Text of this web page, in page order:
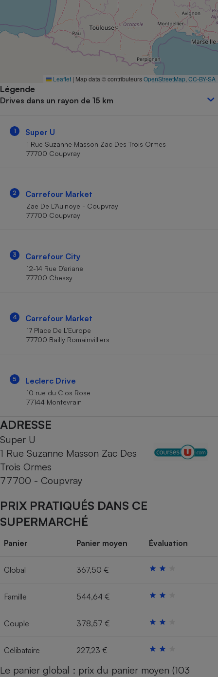
Leaflet | Map data © contributeursOpenStreetMap CC-BY-SA
Légende
Drives dans un rayon de 15 km
1 Super U
1 Rue Suzanne Masson Zac Des Trois Ormes
77700 Coupvray
2 Carrefour Market
Zae De L’Aulnoye - Coupvray
77700 Coupvray
3 Carrefour City
12-14 Rue D’ariane
77700 Chessy
4 Carrefour Market
17 Place De L’Europe
77700 Bailly Romainvilliers
5 Leclerc Drive
10 rue du Clos Rose
77144 Montevrain
ADRESSE
Super U
1 Rue Suzanne Masson Zac Des
Trois Ormes
77700 - Coupvray
PRIX PRATIQUÉS DANS CE
SUPERMARCHÉ
Panier Panier moyen Évaluation
Global 367,50 €
Famille 544,64 €
Couple 378,57 €
Célibataire 227,23 €
Le panier global : prix du panier moyen (103
Complément
alimentaire
Assurance emprunteur
Petit électroménager -
Lave-linge
Cafetière à expressos
Mutuelle